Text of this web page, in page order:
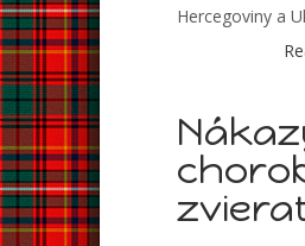
Hercegoviny a